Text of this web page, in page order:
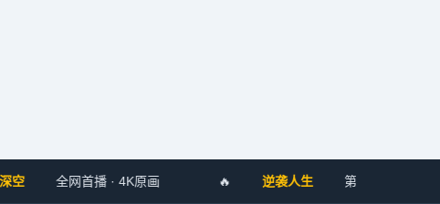
全网首播 · 4K原画 逆袭人生 第12集已更新 · 短剧